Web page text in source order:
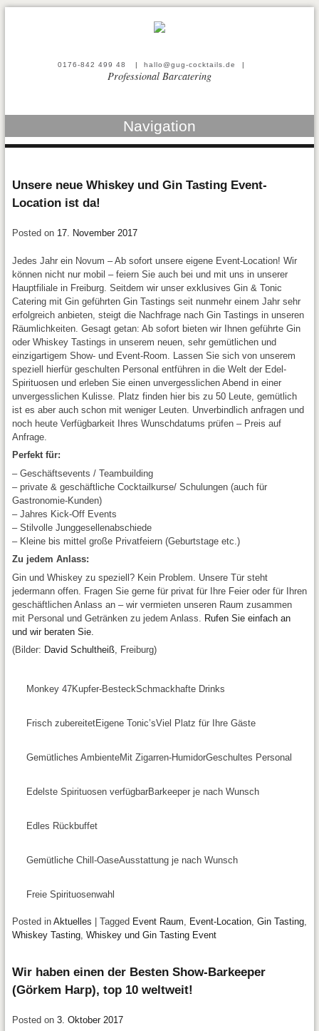
0176-842 499 48 | hallo@gug-cocktails.de |
Professional Barcatering
Navigation
Unsere neue Whiskey und Gin Tasting Event-
Location ist da!
Posted on 17. November 2017
Jedes Jahr ein Novum – Ab sofort unsere eigene Event-Location! Wir
können nicht nur mobil – feiern Sie auch bei und mit uns in unserer
Hauptfiliale in Freiburg. Seitdem wir unser exklusives Gin & Tonic
Catering mit Gin geführten Gin Tastings seit nunmehr einem Jahr sehr
erfolgreich anbieten, steigt die Nachfrage nach Gin Tastings in unseren
Räumlichkeiten. Gesagt getan: Ab sofort bieten wir Ihnen geführte Gin
oder Whiskey Tastings in unserem neuen, sehr gemütlichen und
einzigartigem Show- und Event-Room. Lassen Sie sich von unserem
speziell hierfür geschulten Personal entführen in die Welt der Edel-
Spirituosen und erleben Sie einen unvergesslichen Abend in einer
unvergesslichen Kulisse. Platz finden hier bis zu 50 Leute, gemütlich
ist es aber auch schon mit weniger Leuten. Unverbindlich anfragen und
noch heute Verfügbarkeit Ihres Wunschdatums prüfen – Preis auf
Anfrage.
Perfekt für:
– Geschäftsevents / Teambuilding
– private & geschäftliche Cocktailkurse/ Schulungen (auch für
Gastronomie-Kunden)
– Jahres Kick-Off Events
– Stilvolle Junggesellenabschiede
– Kleine bis mittel große Privatfeiern (Geburtstage etc.)
Zu jedem Anlass:
Gin und Whiskey zu speziell? Kein Problem. Unsere Tür steht
jedermann offen. Fragen Sie gerne für privat für Ihre Feier oder für Ihren
geschäftlichen Anlass an – wir vermieten unseren Raum zusammen
mit Personal und Getränken zu jedem Anlass. Rufen Sie einfach an
und wir beraten Sie.
(Bilder: David Schultheiß, Freiburg)
Monkey 47Kupfer-BesteckSchmackhafte Drinks
Frisch zubereitetEigene Tonic’sViel Platz für Ihre Gäste
Gemütliches AmbienteMit Zigarren-HumidorGeschultes Personal
Edelste Spirituosen verfügbarBarkeeper je nach Wunsch
Edles Rückbuffet
Gemütliche Chill-OaseAusstattung je nach Wunsch
Freie Spirituosenwahl
Posted in Aktuelles Tagged Event Raum, Event-Location, Gin Tasting,
Whiskey Tasting, Whiskey und Gin Tasting Event
Wir haben einen der Besten Show-Barkeeper
(Görkem Harp), top 10 weltweit!
Posted on 3. Oktober 2017